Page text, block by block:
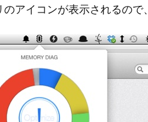
アイコンが表示されるので